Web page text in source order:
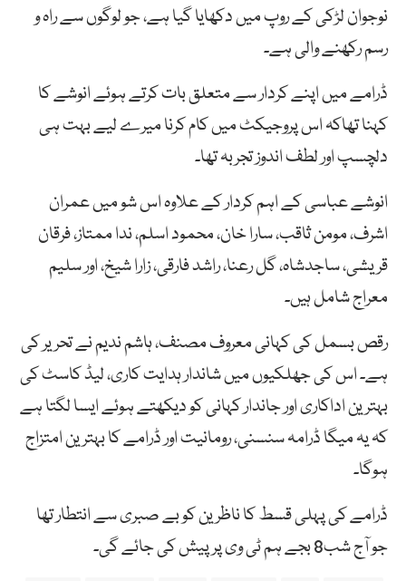
نوجوان لڑکی کے روپ میں دکھایا گیا ہے، جو لوگوں سے راہ و
رسم رکھنے والی ہے۔
ڈرامے میں اپنے کردار سے متعلق بات کرتے ہوئے انوشے کا
کہنا تھاکہ اس پروجیکٹ میں کام کرنا میرے لیے بہت ہی
دلچسپ اور لطف اندوز تجربہ تھا۔
انوشے عباسی کے اہم کردار کے علاوہ اس شو میں عمران
اشرف، مومن ثاقب، سارا خان، محمود اسلم، ندا ممتاز، فرقان
قریشی، ساجدشاہ، گل رعنا، راشد فارقی، زارا شیخ، اور سلیم
معراج شامل ہیں۔
رقص بسمل کی کہانی معروف مصنف، ہاشم ندیم نے تحریر کی
ہے۔ اس کی جھلکیوں میں شاندار ہدایت کاری، لیڈ کاسٹ کی
بہترین اداکاری اور جاندار کہانی کو دیکھتے ہوئے ایسا لگتا ہے
کہ یہ میگا ڈرامہ سنسنی، رومانیت اور ڈرامے کا بہترین امتزاج
ہوگا۔
ڈرامے کی پہلی قسط کا ناظرین کو بے صبری سے انتطار تھا
جو آج شب8 بجے ہم ٹی وی پر پیش کی جائے گی۔